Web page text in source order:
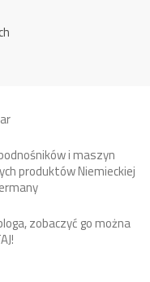
i maszyn
produktów Niemieckiej
zobaczyć go można
!